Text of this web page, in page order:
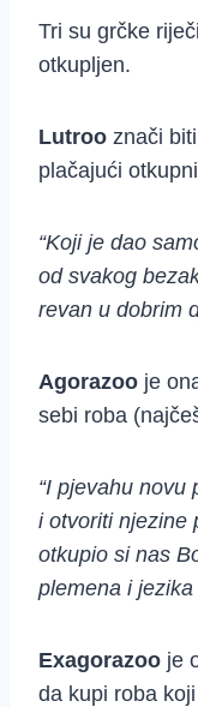
Tri su grčke
otkupljen.
Lutroo znači
plačajući
“Koji je dao
od svakog
revan u dobrim
Agorazoo je
sebi roba
“I pjevahu novu
i otvoriti njezine
otkupio si nas
plemena i
Exagorazoo je
da kupi roba